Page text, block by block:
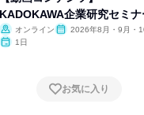
KADOKAWA企業研究セミナ
オンライン
2026年8月・9月・
1日
お気に入り